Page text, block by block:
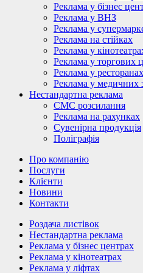
Реклама у бізнес
Реклама у ВНЗ
Реклама у
Реклама на стійках
Реклама у
Реклама у торгових
Реклама у ресторанах
Реклама у медичних
Нестандартна реклама
СМС розсилання
Реклама на рахунках
Сувенірна продукція
Поліграфія
Про компанію
Послуги
Клієнти
Новини
Контакти
Роздача листівок
Нестандартна реклама
Реклама у бізнес центрах
Реклама у кінотеатрах
Реклама у ліфтах